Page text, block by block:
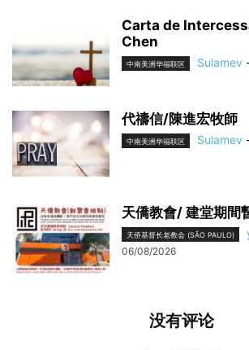
Carta de
Chen
中南美洲华福联区 Sulamev
代禱信/陳進宏牧師
中南美洲华福联区 Sulamev
天僑教會/ 建堂期間
天侨基督长老教会 (SÃO PAULO)
06/08/2026
没有评论